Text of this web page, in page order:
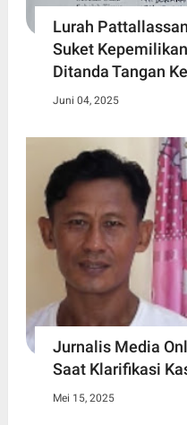
Lurah
Suket
Ditanda Tangan
Juni 04, 2025
Jurnalis Media
Saat Klarifikasi
Mei 15, 2025